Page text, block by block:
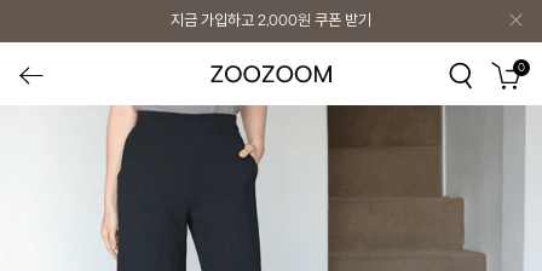
지금 가입하고 2,000원 쿠폰 받기
0